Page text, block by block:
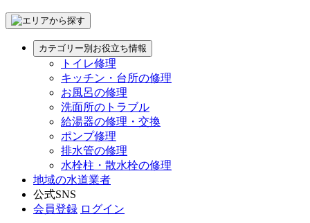
カテゴリー別お役立ち情報
トイレ修理
キッチン・台所の修理
お風呂の修理
洗面所のトラブル
給湯器の修理・交換
ポンプ修理
排水管の修理
水栓柱・散水栓の修理
地域の水道業者
公式SNS
会員登録 ログイン